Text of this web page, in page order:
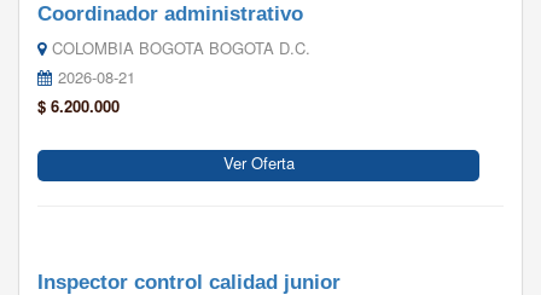
Coordinador administrativo
COLOMBIA BOGOTA BOGOTA D.C.
2026-08-21
$ 6.200.000
Ver Oferta
Inspector control calidad junior